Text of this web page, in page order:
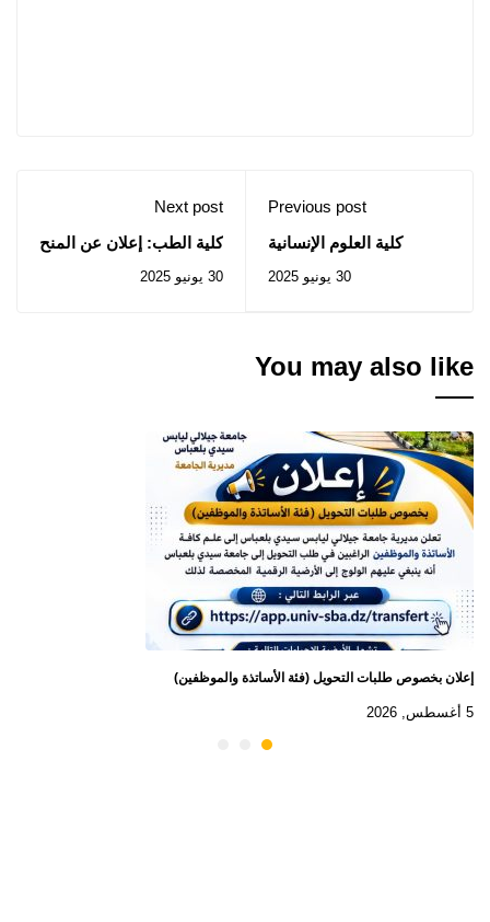
Previous post
كلية العلوم الإنسانية
استشارات رقم 018-019
30 يونيو 2025
Next post
كلية الطب: إعلان عن المنح
بالإستشارة رقم 2025/21
30 يونيو 2025
You may also like
إعلان بخصوص طلبات التحويل (فئة الأساتذة والموظفين)
5 أغسطس, 2026